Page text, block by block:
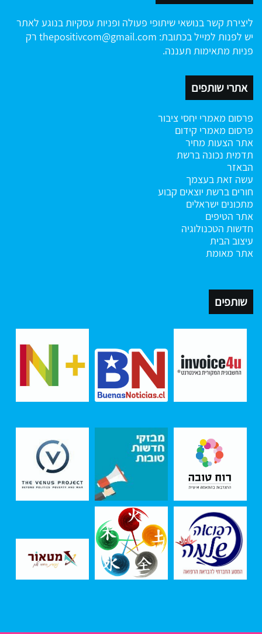
ליצירת קשר בנושאי שיתופי פעולה ופניות עסקיות בנוגע לאתר
יש לפנות למייל בכתובת: thepositivcom@gmail.com רק
פניות מתאימות תעננה.
אתרי שותפים
פרסום מאמרי יחסי ציבור
פרסום מאמרי קידום
אתר הצעות מחיר
תדמית נכונה ברשת
הבאזר
עשה זאת בעצמך
חורים ברשת יוצאים קבוע
מתכונים ישראלים
אתר הטיפים
חדשות הטכנולוגיה
עיצוב הבית
אתר מאומת
שותפים